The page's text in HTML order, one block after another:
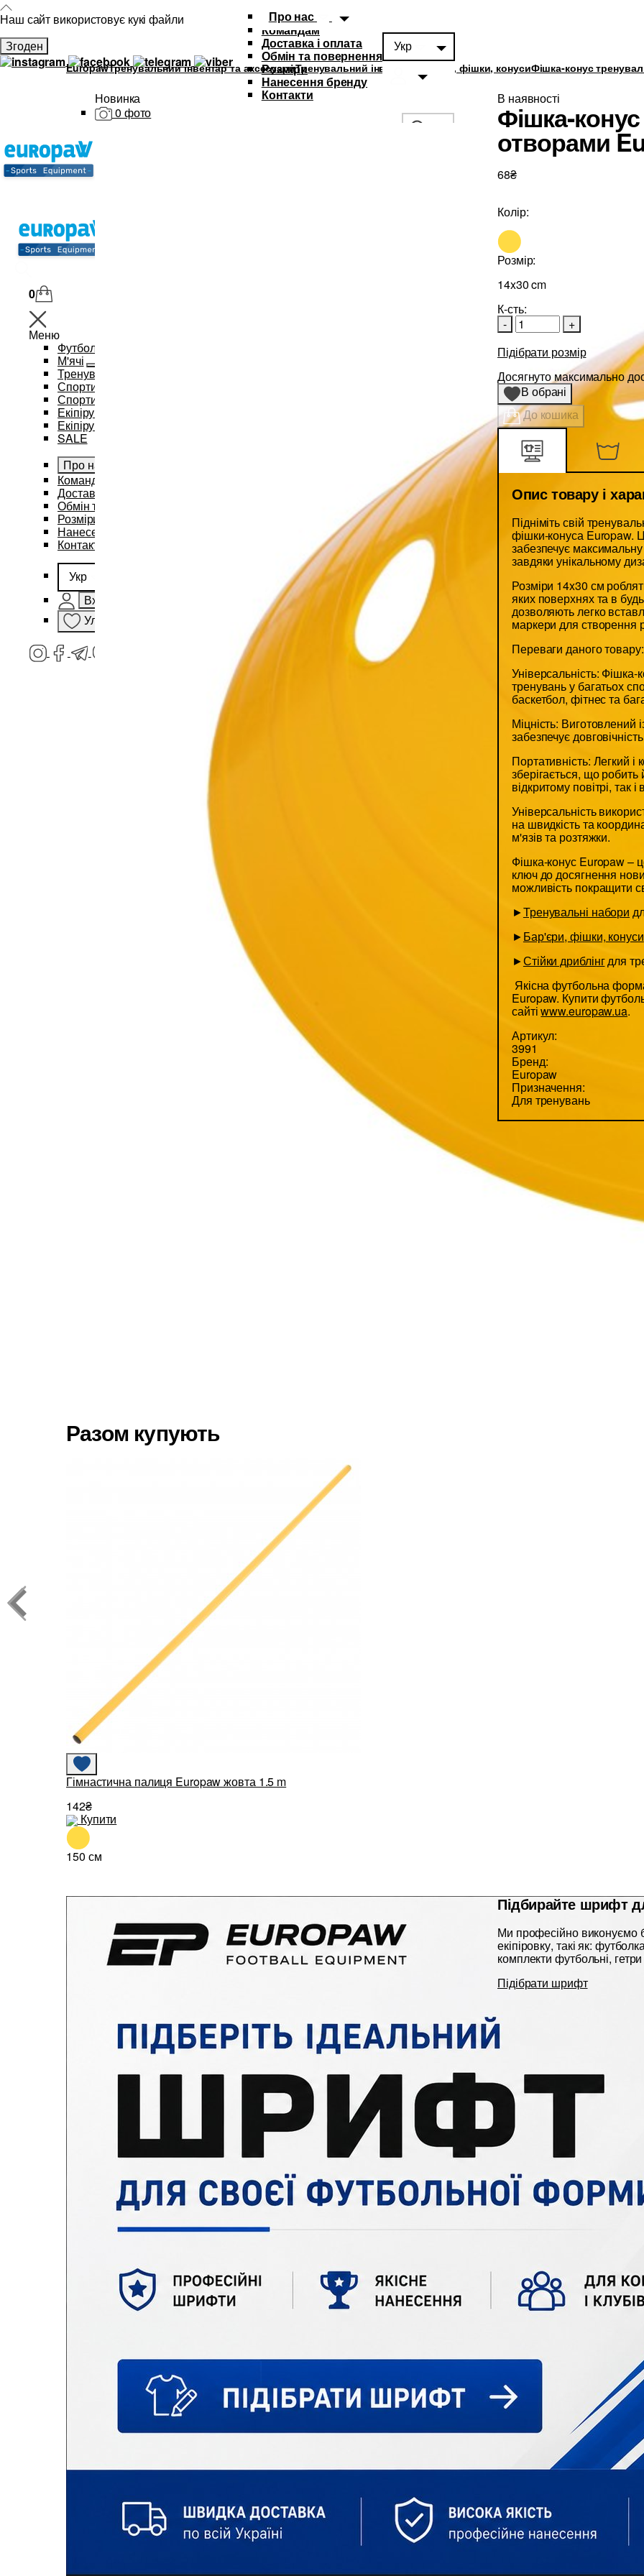
Про нас
Командам
Доставка і оплата
Обмін та повернення
Розміри
Нанесення бренду
Контакти
Укр
Каталог
0
Меню
Футбол
М'ячі
Тренувальний інвентар та аксесуари
Спортивний одяг
Спортивні рюкзаки та сумки
Екіпірування для баскетболу
Екіпірування для єдиноборств
SALE
Про нас
Командам
Доставка і оплата
Обмін та повернення
Розміри
Нанесення бренду
Контакти
Укр
Вхід
Улюблене
Наш сайт використовує кукі файли
Згоден
EuropawТренувальний інвентар та аксесуариТренувальний інвентар Бар'єри, фішки, конусиФішка-конус
Новинка
0 фото
В наявності
Фішка-
отворами
68₴
Колір:
Розмір:
14x30 cm
К-сть:
-
+
Підібрати розмір
Досягнуто максимально
В обрані
До кошика
Опис товару і
Підніміть свій
фішки-конуса Europaw.
забезпечує
завдяки унікальному
Розміри 14x30 см
яких поверхнях та в
дозволяють легко
маркери для створення
Переваги даного товару:
Універсальність:
тренувань у багатьох
баскетбол, фітнес та
Міцність: Виготовлений
забезпечує
Портативність: Легкий і
зберігається, що
відкритому повітрі, так
Універсальність
на швидкість та
м'язів та розтяжки.
Фішка-конус Europaw –
ключ до досягнення
можливість покращити
►Тренувальні набори
►Бар'єри, фішки, конуси
►Стійки дриблінгдля
Якісна футбольна
Europaw. Купити
сайтіwww.europaw.ua.
Артикул:
3991
Бренд:
Europaw
Призначення:
Для тренувань
Разом купують
Гімнастична палиця Europaw жовта 1.5 m
142₴
Купити
150 см
Підбирайте шрифт
Ми професійно виконуємо
екіпіровку, такі як:
комплекти футбольні,
Підібрати шрифт